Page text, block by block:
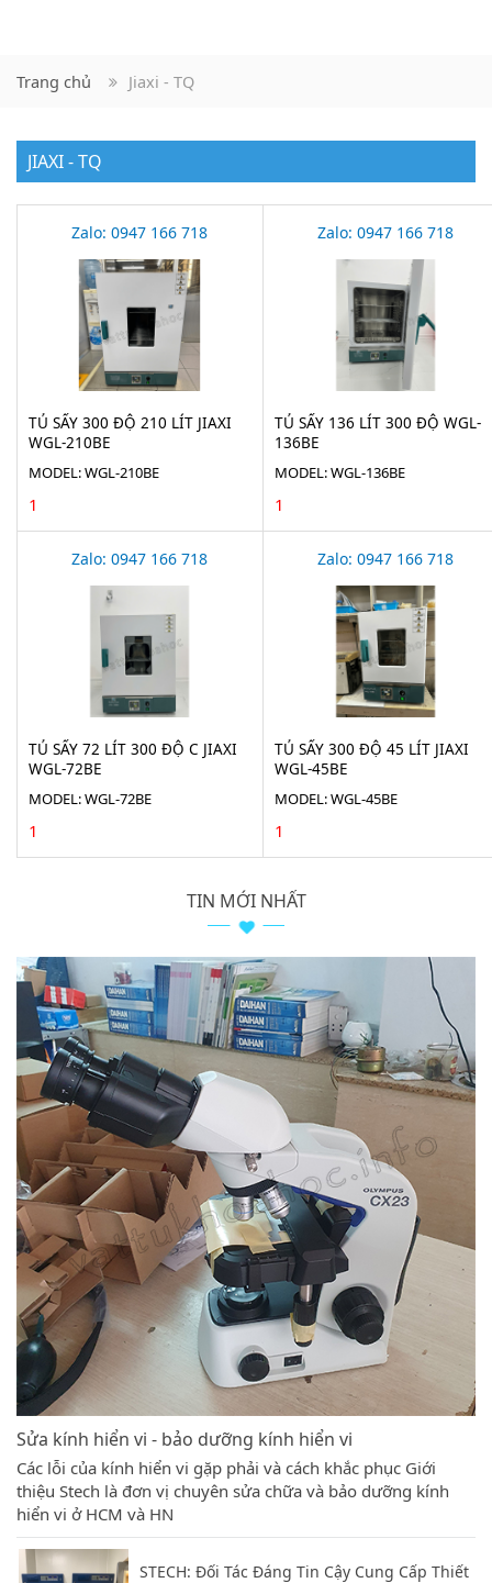
Trang chủ Jiaxi - TQ
JIAXI - TQ
Zalo: 0947 166 718
TỦ SẤY 300 ĐỘ 210 LÍT JIAXI
WGL-210BE
MODEL: WGL-210BE
1
Zalo: 0947 166 718
TỦ SẤY 136 LÍT 300 ĐỘ WGL-
136BE
MODEL: WGL-136BE
1
Zalo: 0947 166 718
TỦ SẤY 72 LÍT 300 ĐỘ C JIAXI
WGL-72BE
MODEL: WGL-72BE
1
Zalo: 0947 166 718
TỦ SẤY 300 ĐỘ 45 LÍT JIAXI
WGL-45BE
MODEL: WGL-45BE
1
TIN MỚI NHẤT
Sửa kính hiển vi - bảo dưỡng kính hiển vi
Các lỗi của kính hiển vi gặp phải và cách khắc phục Giới
thiệu Stech là đơn vị chuyên sửa chữa và bảo dưỡng kính
hiển vi ở HCM và HN
STECH: Đối Tác Đáng Tin Cậy Cung Cấp Thiết